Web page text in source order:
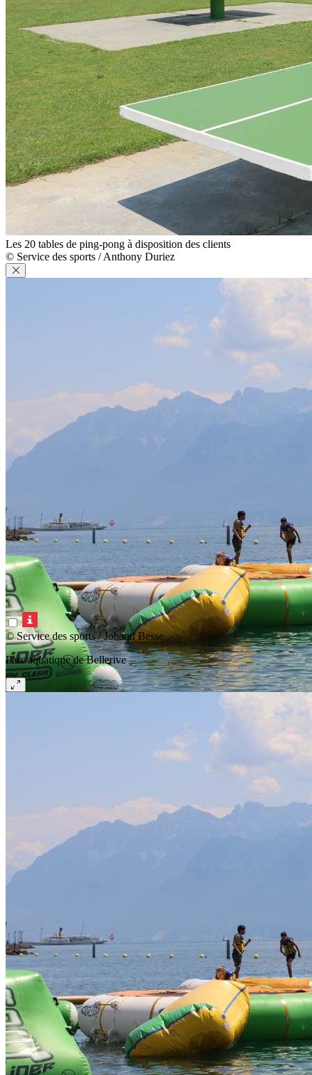
Les 20 tables de ping-pong à disposition des clients
© Service des sports / Anthony Duriez
© Service des sports / Johann Besse
Parc aquatique de Bellerive